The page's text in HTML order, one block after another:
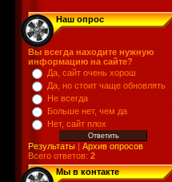
Наш опрос
Вы всегда находите нужную
информацию на сайте?
Да, сайт очень хорош
Да, но стоит чаще обновлять
Не всегда
Больше нет, чем да
Нет, сайт плох
Результаты | Архив опросов
Всего ответов: 2
Мы в контакте